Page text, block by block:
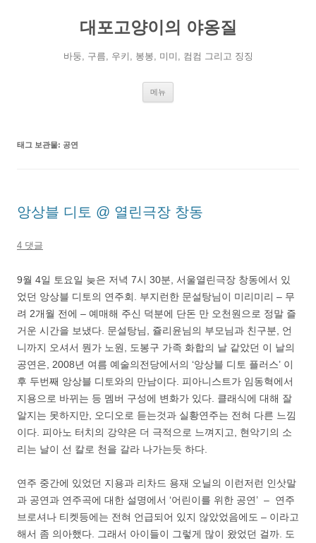
대포고양이의 야옹질
바둥, 구름, 우키, 봉봉, 미미, 컴컴 그리고 징징
메뉴
태그 보관물: 공연
앙상블 디토 @ 열린극장 창동
4 댓글
9월 4일 토요일 늦은 저녁 7시 30분, 서울열린극장 창동에서 있
었던 앙상블 디토의 연주회. 부지런한 문설탕님이 미리미리 – 무
려 2개월 전에 – 예매해 주신 덕분에 단돈 만 오천원으로 정말 즐
거운 시간을 보냈다. 문설탕님, 쥴리윤님의 부모님과 친구분, 언
니까지 오셔서 뭔가 노원, 도봉구 가족 화합의 날 같았던 이 날의
공연은, 2008년 여름 예술의전당에서의 ‘앙상블 디토 플러스’ 이
후 두번째 앙상블 디토와의 만남이다. 피아니스트가 임동혁에서
지용으로 바뀌는 등 멤버 구성에 변화가 있다. 클래식에 대해 잘
알지는 못하지만, 오디오로 듣는것과 실황연주는 전혀 다른 느낌
이다. 피아노 터치의 강약은 더 극적으로 느껴지고, 현악기의 소
리는 날이 선 칼로 천을 갈라 나가는듯 하다.
연주 중간에 있었던 지용과 리차드 용재 오닐의 이런저런 인삿말
과 공연과 연주곡에 대한 설명에서 ‘어린이를 위한 공연’ – 연주
브로셔나 티켓등에는 전혀 언급되어 있지 않았었음에도 – 이라고
해서 좀 의아했다. 그래서 아이들이 그렇게 많이 왔었던 걸까. 도